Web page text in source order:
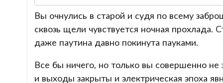
Вы очнулись в старой и судя по всему
сквозь щели чувствуется ночная
даже паутина давно покинута пауками.
Все бы ничего, но только вы совершенно
и выходы закрыты и электрическая эпоха